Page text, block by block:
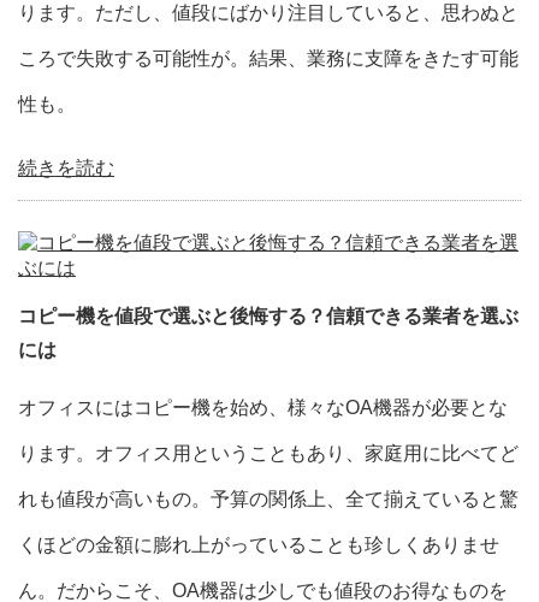
ります。ただし、値段にばかり注目していると、思わぬと
ころで失敗する可能性が。結果、業務に支障をきたす可能
性も。
続きを読む
コピー機を値段で選ぶと後悔する？信頼できる業者を選ぶ
には
オフィスにはコピー機を始め、様々なOA機器が必要とな
ります。オフィス用ということもあり、家庭用に比べてど
れも値段が高いもの。予算の関係上、全て揃えていると驚
くほどの金額に膨れ上がっていることも珍しくありませ
ん。だからこそ、OA機器は少しでも値段のお得なものを